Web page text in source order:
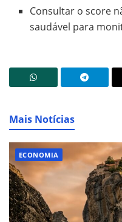
Consultar o score
saudável para
Mais Notícias
ECONOMIA